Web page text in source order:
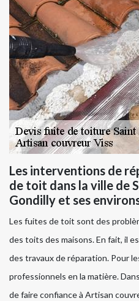
Les interventions de
de toit dans la ville de
Gondilly et ses
Les fuites de toit sont des
des toits des maisons. En fait, il
des travaux de réparation. Pour
professionnels en la matière.
de faire confiance à Artisan